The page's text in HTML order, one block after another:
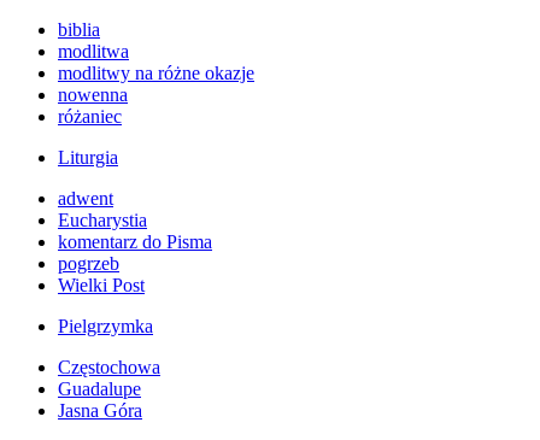
biblia
modlitwa
modlitwy na różne okazje
nowenna
różaniec
Liturgia
adwent
Eucharystia
komentarz do Pisma
pogrzeb
Wielki Post
Pielgrzymka
Częstochowa
Guadalupe
Jasna Góra